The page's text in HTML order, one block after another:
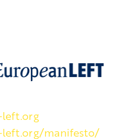
left.org
left.org/manifesto/